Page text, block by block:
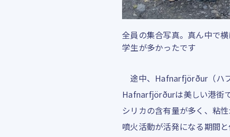
全員の集合写真。真ん中で
学生が多かったです
途中、Hafnarfjörður（ハ
Hafnarfjörðurは美しい港街
シリカの含有量が多く、粘
噴火活動が活発になる期間